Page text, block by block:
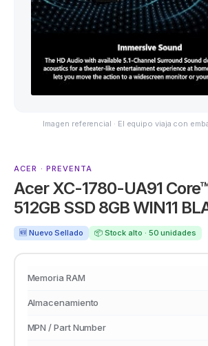
ACER
Imagen referencial · El equipo viaja con
ACER · PREVENTA
Acer XC-1780-UA91
512GB SSD 8GB WIN11
🆕 Nuevo Sellado 📦 Stock alto · 50 unidades
Memoria RAM
Almacenamiento
MPN / Part Number